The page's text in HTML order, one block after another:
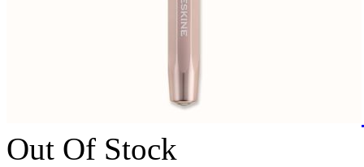
Out Of Stock